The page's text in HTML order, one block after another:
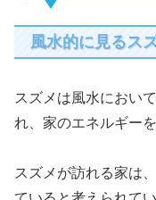
風水的に見るス
スズメは風水におい
れ、家のエネルギー
スズメが訪れる家は